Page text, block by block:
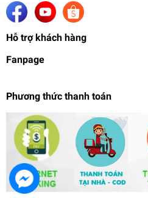
Hỗ trợ khách hàng
Fanpage
Phương thức thanh toán
Sơn mô hình E7